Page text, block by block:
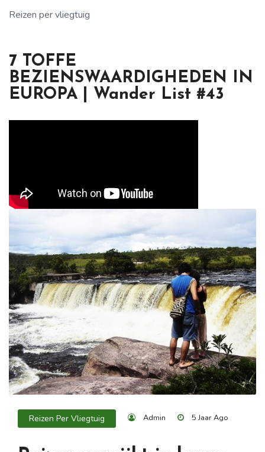
Reizen Per Vliegtuig Admin 5 Jaar Ago
Reizen per vliegtuig
7 TOFFE
BEZIENSWAARDIGHEDEN IN
EUROPA | Wander List #43